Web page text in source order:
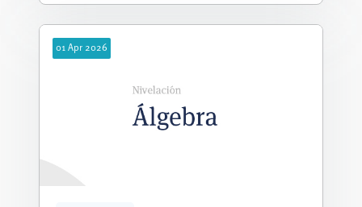
01 Apr 2026